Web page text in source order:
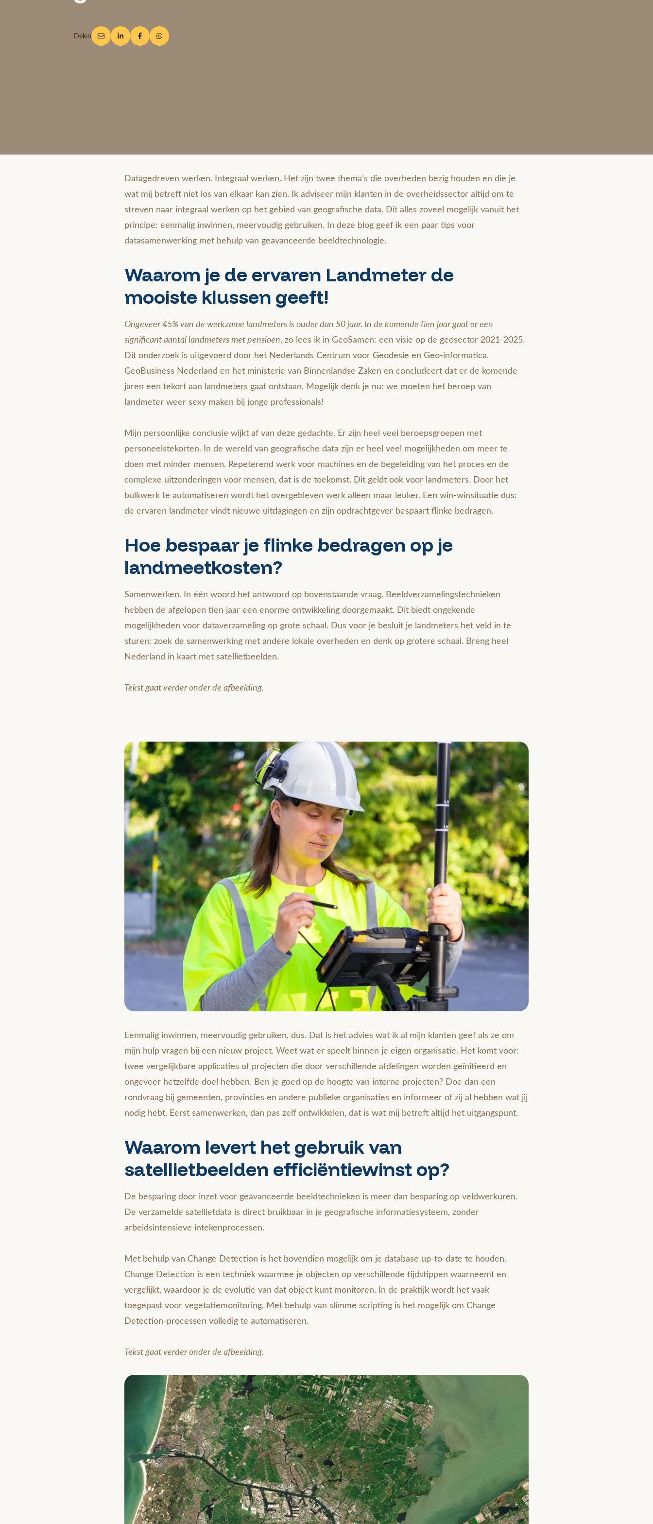
Delen
Datagedreven werken. Integraal werken. Het zijn twee thema’s die overheden bezig houden en die je
wat mij betreft niet los van elkaar kan zien. Ik adviseer mijn klanten in de overheidssector altijd om te
streven naar integraal werken op het gebied van geografische data. Dit alles zoveel mogelijk vanuit het
principe: eenmalig inwinnen, meervoudig gebruiken. In deze blog geef ik een paar tips voor
datasamenwerking met behulp van geavanceerde beeldtechnologie.
Waarom je de ervaren Landmeter de
mooiste klussen geeft!
Ongeveer 45% van de werkzame landmeters is ouder dan 50 jaar. In de komende tien jaar gaat er een
significant aantal landmeters met pensioen, zo lees ik in GeoSamen: een visie op de geosector 2021-2025.
Dit onderzoek is uitgevoerd door het Nederlands Centrum voor Geodesie en Geo-informatica,
GeoBusiness Nederland en het ministerie van Binnenlandse Zaken en concludeert dat er de komende
jaren een tekort aan landmeters gaat ontstaan. Mogelijk denk je nu: we moeten het beroep van
landmeter weer sexy maken bij jonge professionals!
Mijn persoonlijke conclusie wijkt af van deze gedachte. Er zijn heel veel beroepsgroepen met
personeelstekorten. In de wereld van geografische data zijn er heel veel mogelijkheden om meer te
doen met minder mensen. Repeterend werk voor machines en de begeleiding van het proces en de
complexe uitzonderingen voor mensen, dat is de toekomst. Dit geldt ook voor landmeters. Door het
bulkwerk te automatiseren wordt het overgebleven werk alleen maar leuker. Een win-winsituatie dus:
de ervaren landmeter vindt nieuwe uitdagingen en zijn opdrachtgever bespaart flinke bedragen.
Hoe bespaar je flinke bedragen op je
landmeetkosten?
Samenwerken. In één woord het antwoord op bovenstaande vraag. Beeldverzamelingstechnieken
hebben de afgelopen tien jaar een enorme ontwikkeling doorgemaakt. Dit biedt ongekende
mogelijkheden voor dataverzameling op grote schaal. Dus voor je besluit je landmeters het veld in te
sturen: zoek de samenwerking met andere lokale overheden en denk op grotere schaal. Breng heel
Nederland in kaart met satellietbeelden.
Tekst gaat verder onder de afbeelding.
Eenmalig inwinnen, meervoudig gebruiken, dus. Dat is het advies wat ik al mijn klanten geef als ze om
mijn hulp vragen bij een nieuw project. Weet wat er speelt binnen je eigen organisatie. Het komt voor:
twee vergelijkbare applicaties of projecten die door verschillende afdelingen worden geïnitieerd en
ongeveer hetzelfde doel hebben. Ben je goed op de hoogte van interne projecten? Doe dan een
rondvraag bij gemeenten, provincies en andere publieke organisaties en informeer of zij al hebben wat jij
nodig hebt. Eerst samenwerken, dan pas zelf ontwikkelen, dat is wat mij betreft altijd het uitgangspunt.
Waarom levert het gebruik van
satellietbeelden efficiëntiewinst op?
De besparing door inzet voor geavanceerde beeldtechnieken is meer dan besparing op veldwerkuren.
De verzamelde satellietdata is direct bruikbaar in je geografische informatiesysteem, zonder
arbeidsintensieve intekenprocessen.
Met behulp van Change Detection is het bovendien mogelijk om je database up-to-date te houden.
Change Detection is een techniek waarmee je objecten op verschillende tijdstippen waarneemt en
vergelijkt, waardoor je de evolutie van dat object kunt monitoren. In de praktijk wordt het vaak
toegepast voor vegetatiemonitoring. Met behulp van slimme scripting is het mogelijk om Change
Detection-processen volledig te automatiseren.
Tekst gaat verder onder de afbeelding.